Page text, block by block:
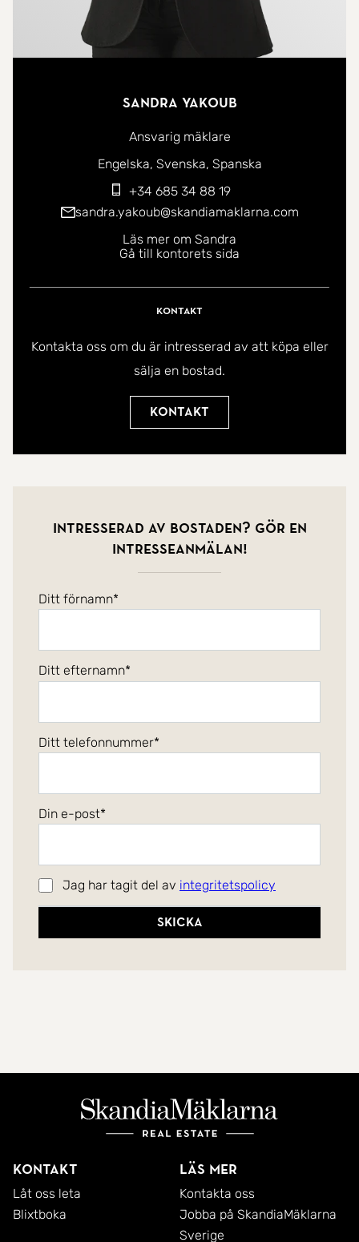
Sandra Yakoub
Ansvarig mäklare
Du kan kontakta mig på följande språk:
Engelska Svenska Spanska
+34 685 34 88 19
sandra.yakoub@skandiamaklarna.com
Läs mer om Sandra
Gå till kontorets sida
Kontakt
Kontakta oss om du är intresserad av att köpa eller
sälja en bostad.
Kontakt
Intresserad av bostaden? Gör en
intresseanmälan!
Ditt förnamn
Ditt efternamn
Ditt telefonnummer
Din e-post
Jag har tagit del av integritetspolicy
Skicka
Kontakt
Låt oss leta
Blixtboka
Läs mer
Kontakta oss
Jobba på SkandiaMäklarna
Sverige